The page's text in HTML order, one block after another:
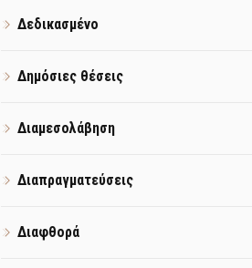
Δεδικασμένο
Δημόσιες θέσεις
Διαμεσολάβηση
Διαπραγματεύσεις
Διαφθορά